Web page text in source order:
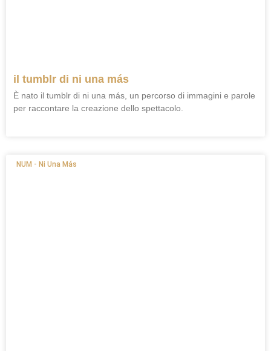
il tumblr di ni una más
È nato il tumblr di ni una más, un percorso di immagini e parole
per raccontare la creazione dello spettacolo.
NUM - Ni Una Más